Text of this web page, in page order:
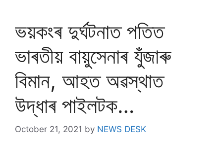
ভয়কংৰ দুৰ্ঘটনাত পতিত
ভাৰতীয় বায়ুসেনাৰ যুঁজাৰু
বিমান, আহত অৱস্থাত
উদ্ধাৰ পাইলটক…
October 21, 2021 by NEWS DESK